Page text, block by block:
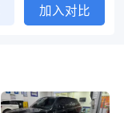
加入对比